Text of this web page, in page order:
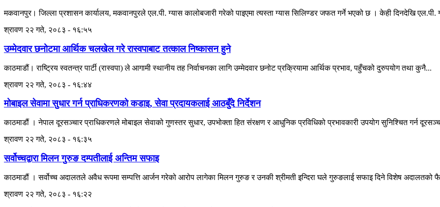
मकवानपुर। जिल्ला प्रशासन कार्यालय, मकवानपुरले एल.पी. ग्यास कालोबजारी गरेको पाइएमा त्यस्ता ग्यास सिलिण्डर जफत गर्ने भएको छ । केही दिनदेखि एल.पी.
श्रावण २२ गते, २०८३ - १६:५५
उम्मेदवार छनोटमा आर्थिक चलखेल गरे रास्वपाबाट तत्काल निष्कासन हुने
काठमाडौं। राष्ट्रिय स्वतन्त्र पार्टी (रास्वपा) ले आगामी स्थानीय तह निर्वाचनका लागि उम्मेदवार छनोट प्रक्रियामा आर्थिक प्रभाव, पहुँचको दुरुपयोग तथा कुनै...
श्रावण २२ गते, २०८३ - १६:४४
मोबाइल सेवामा सुधार गर्न प्राधिकरणको कडाइ, सेवा प्रदायकलाई आठबुँदे निर्देशन
काठमाडौं । नेपाल दूरसञ्चार प्राधिकरणले मोबाइल सेवाको गुणस्तर सुधार, उपभोक्ता हित संरक्षण र आधुनिक प्रविधिको प्रभावकारी उपयोग सुनिश्चित गर्न
श्रावण २२ गते, २०८३ - १६:३५
सर्वोच्चद्वारा मिलन गुरुङ दम्पतीलाई अन्तिम सफाइ
काठमाडौं । सर्वोच्च अदालतले अवैध रूपमा सम्पत्ति आर्जन गरेको आरोप लागेका मिलन गुरुङ र उनकी श्रीमती इन्दिरा घले गुरुङलाई सफाइ दिने विशेष अदालतको
श्रावण २२ गते, २०८३ - १६:२२